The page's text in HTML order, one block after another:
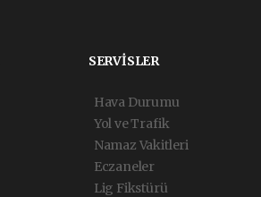
SERVİSLER
Hava Durumu
Yol ve Trafik
Namaz Vakitleri
Eczaneler
Lig Fikstürü